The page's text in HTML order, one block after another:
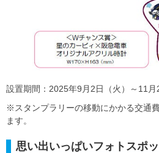
設置期間：2025年9月2日（火）～11月
※スタンプラリーの移動にかかる交通
ます。
思い出いっぱいフォトスポ